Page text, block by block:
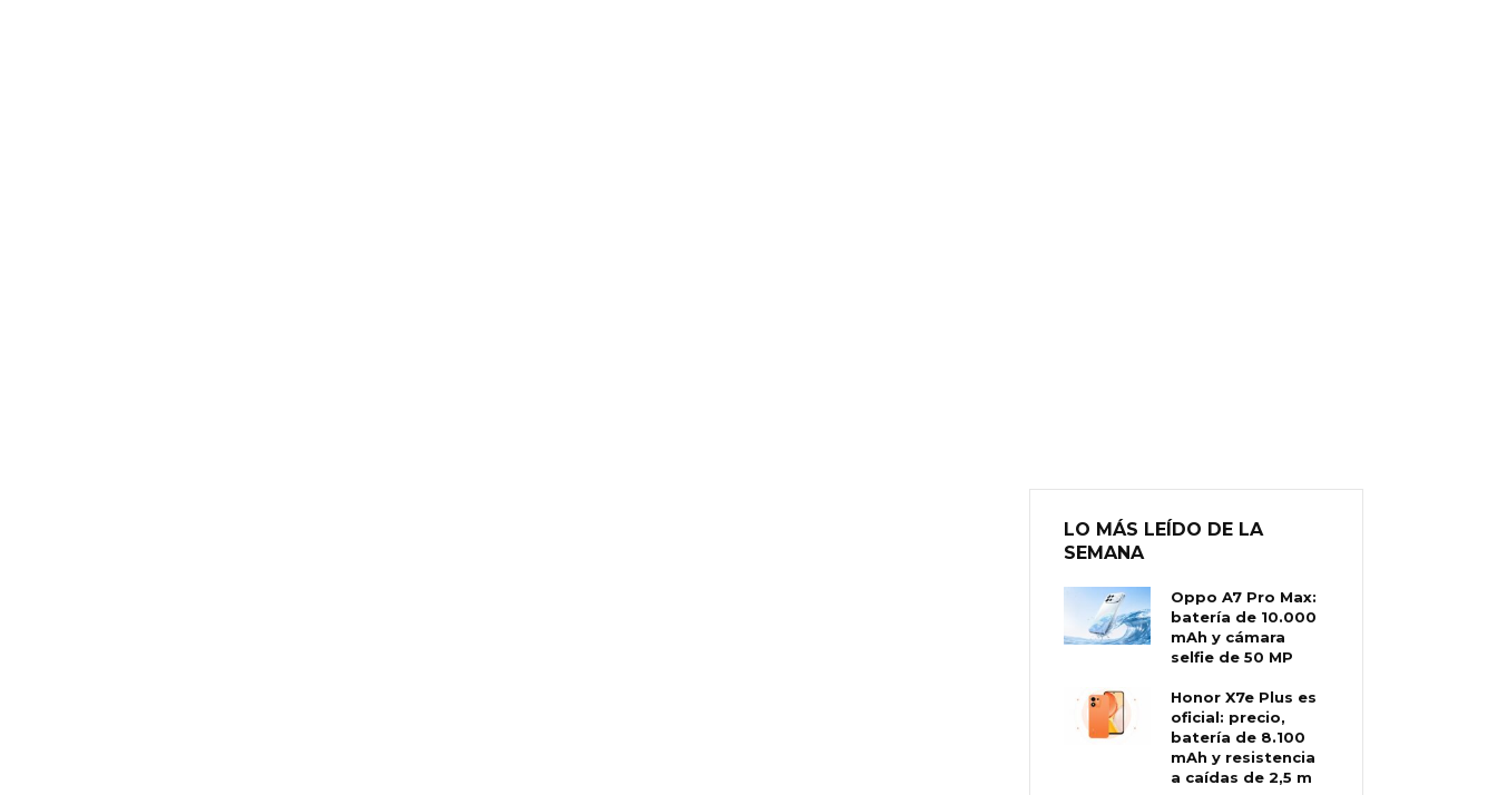
LO MÁS LEÍDO DE LA
SEMANA
Oppo A7 Pro Max:
batería de 10.000
mAh y cámara
selfie de 50 MP
Honor X7e Plus es
oficial: precio,
batería de 8.100
mAh y resistencia
a caídas de 2,5 m